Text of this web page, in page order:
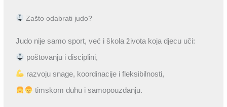
Zašto odabrati judo?
Judo nije samo sport, već i škola života koja djecu uči:
poštovanju i disciplini,
razvoju snage, koordinacije i fleksibilnosti,
timskom duhu i samopouzdanju.